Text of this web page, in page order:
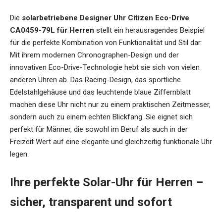
Die solarbetriebene Designer Uhr Citizen Eco-Drive
CA0459-79L für Herren stellt ein herausragendes Beispiel
für die perfekte Kombination von Funktionalität und Stil dar.
Mit ihrem modernen Chronographen-Design und der
innovativen Eco-Drive-Technologie hebt sie sich von vielen
anderen Uhren ab. Das Racing-Design, das sportliche
Edelstahlgehäuse und das leuchtende blaue Ziffernblatt
machen diese Uhr nicht nur zu einem praktischen Zeitmesser,
sondern auch zu einem echten Blickfang. Sie eignet sich
perfekt für Männer, die sowohl im Beruf als auch in der
Freizeit Wert auf eine elegante und gleichzeitig funktionale Uhr
legen.
Ihre perfekte Solar-Uhr für Herren –
sicher, transparent und sofort